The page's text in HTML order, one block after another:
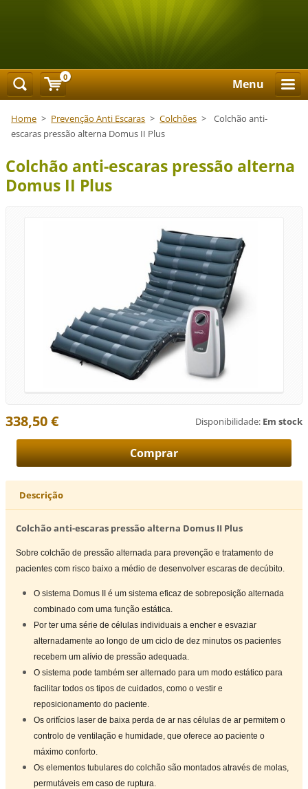
Menu
Home > Prevenção Anti Escaras > Colchões >
Colchão anti-
escaras pressão alterna Domus II Plus
Colchão anti-escaras pressão alterna
Domus II Plus
Disponibilidade: Em stock
338,50 €
Descrição
Colchão anti-escaras pressão alterna Domus II Plus
Sobre colchão de pressão alternada para prevenção e tratamento de
pacientes com risco baixo a médio de desenvolver escaras de decúbito.
O sistema Domus II é um sistema eficaz de sobreposição alternada
combinado com uma função estática.
Por ter uma série de células individuais a encher e esvaziar
alternadamente ao longo de um ciclo de dez minutos os pacientes
recebem um alívio de pressão adequada.
O sistema pode também ser alternado para um modo estático para
facilitar todos os tipos de cuidados, como o vestir e
reposicionamento do paciente.
Os orifícios laser de baixa perda de ar nas células de ar permitem o
controlo de ventilação e humidade, que oferece ao paciente o
máximo conforto.
Os elementos tubulares do colchão são montados através de molas,
permutáveis em caso de ruptura.
0